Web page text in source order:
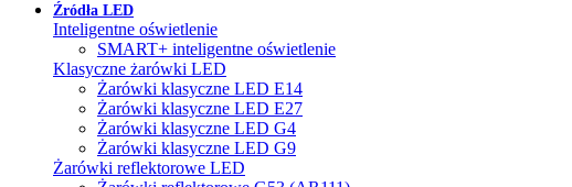
Źródła LED
Inteligentne oświetlenie
SMART+ inteligentne oświetlenie
Klasyczne żarówki LED
Żarówki klasyczne LED E14
Żarówki klasyczne LED E27
Żarówki klasyczne LED G4
Żarówki klasyczne LED G9
Żarówki reflektorowe LED